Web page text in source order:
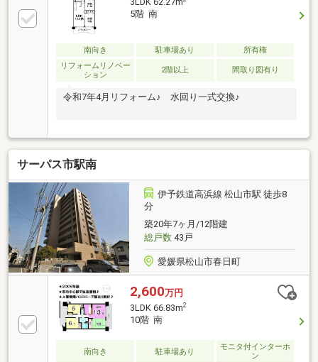
5階 南
南向き 駐車場あり
所有権
リフォームリノベー
ション
2階以上 間取り図有り
令和7年4月リフォーム♪ 水回り一式交換♪
サーパス市駅南
伊予鉄道高浜線 松山市駅 徒歩8
分
築20年7ヶ月/12階建
総戸数43戸
愛媛県松山市春日町
2,600万円
3LDK 66.83m2
10階 南
南向き 駐車場あり
モニタ付インターホ
ン